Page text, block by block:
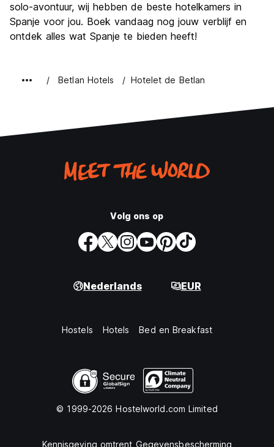
solo-avontuur, wij hebben de beste hotelkamers in
Spanje voor jou. Boek vandaag nog jouw verblijf en
ontdek alles wat Spanje te bieden heeft!
Betlan Hotels Hotelet de Betlan
Volg ons op
Nederlands EUR
Hostels Hotels Bed en Breakfast
© 1999-2026 Hostelworld.com Limited
Kennisgeving omtrent Gegevensbescherming